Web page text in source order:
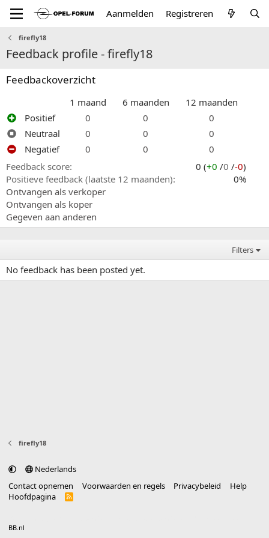
Aanmelden Registreren
firefly18
Feedback profile - firefly18
Feedbackoverzicht
1 maand 6 maanden
12 maanden
Positief
0 0
0
Neutraal
0 0
0
Negatief
0 0
0
Feedback score
0 (+0 /0 /-0)
Positieve feedback (laatste 12 maanden)
0%
Ontvangen als verkoper
Ontvangen als koper
Gegeven aan anderen
Filters
No feedback has been posted yet.
firefly18
Nederlands
Contact opnemen
Voorwaarden en regels Privacybeleid
Help
Hoofdpagina
R
BB.nl